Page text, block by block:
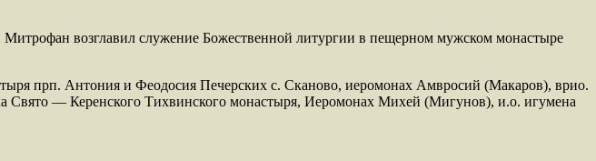
Митрофан возглавил служение Божественной литургии в пещерном мужском монастыре
прп. Антония и Феодосия Печерских с. Сканово, иеромонах Амвросий (Макаров), врио.
Свято — Керенского Тихвинского монастыря, Иеромонах Михей (Мигунов), и.о. игумена